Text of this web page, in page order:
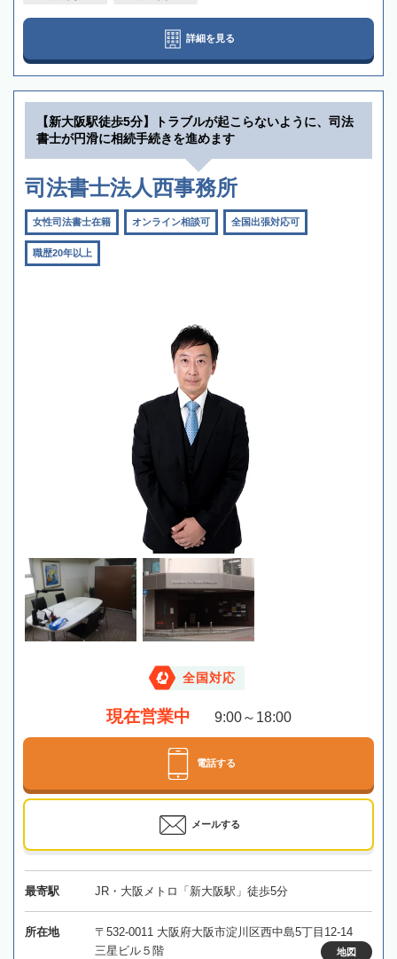
詳細を見る
【新大阪駅徒歩5分】トラブルが起こらないように、司法
書士が円滑に相続手続きを進めます
司法書士法人西事務所
女性司法書士在籍 オンライン相談可 全国出張対応可
職歴20年以上
全国対応
現在営業中 9:00～18:00
電話する
メールする
最寄駅 JR・大阪メトロ「新大阪駅」徒歩5分
所在地
〒532-0011 大阪府大阪市淀川区西中島5丁目12-14
三星ビル５階
地図